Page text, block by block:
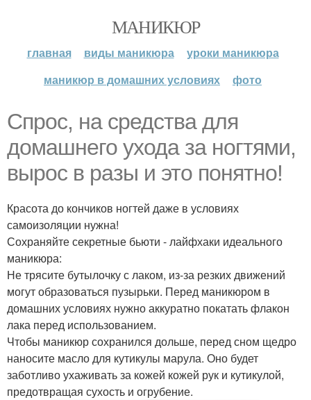
МАНИКЮР
главная виды маникюра
уроки маникюра
маникюр в домашних условиях
фото
Спрос, на средства для
домашнего ухода за ногтями,
вырос в разы и это понятно!
Красота до кончиков ногтей даже в условиях
самоизоляции нужна!
Сохраняйте секретные бьюти - лайфхаки идеального
маникюра:
Не трясите бутылочку с лаком, из-за резких движений
могут образоваться пузырьки. Перед маникюром в
домашних условиях нужно аккуратно покатать флакон
лака перед использованием.
Чтобы маникюр сохранился дольше, перед сном щедро
наносите масло для кутикулы марула. Оно будет
заботливо ухаживать за кожей кожей рук и кутикулой,
предотвращая сухость и огрубение.